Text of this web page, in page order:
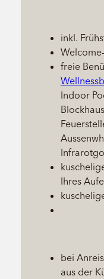
inkl.
freie
Indoor
Ihres
bei
aus der